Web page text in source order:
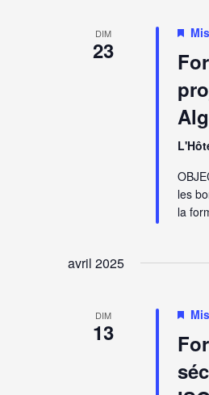
DIM
23
les
la
avril 2025
DIM
13